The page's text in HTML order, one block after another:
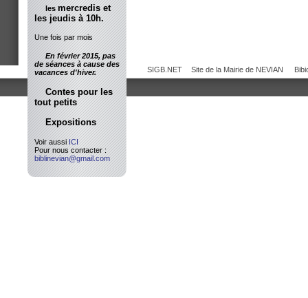
SIGB.NET Site de la Mairie de NEVIAN
lesmercredis et
les jeudis à 10h.
Une fois par mois
En février 2015, pas
de séances à cause des
vacances d'hiver.
Contes pour les
tout petits
Expositions
Voir aussiICI
Pour nous contacter :
biblinevian@gmail.com